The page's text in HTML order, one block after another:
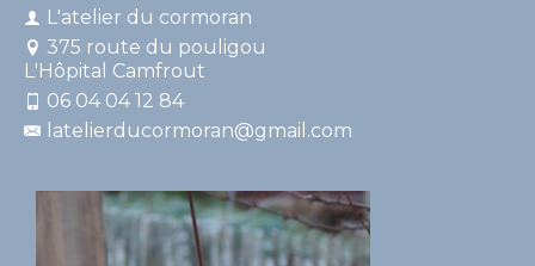
L'atelier du cormoran
375 route du pouligou
L'Hôpital Camfrout
06 04 04 12 84
latelierducormoran@gmail.com